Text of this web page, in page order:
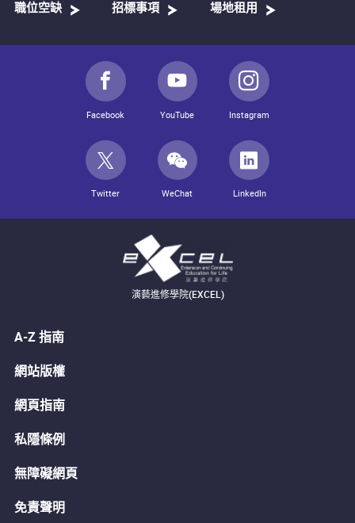
職位空缺 招標事項 場地租用
Facebook YouTube Instagram
Twitter WeChat LinkedIn
演藝進修學院(EXCEL)
A-Z 指南
網站版權
網頁指南
私隱條例
無障礙網頁
免責聲明